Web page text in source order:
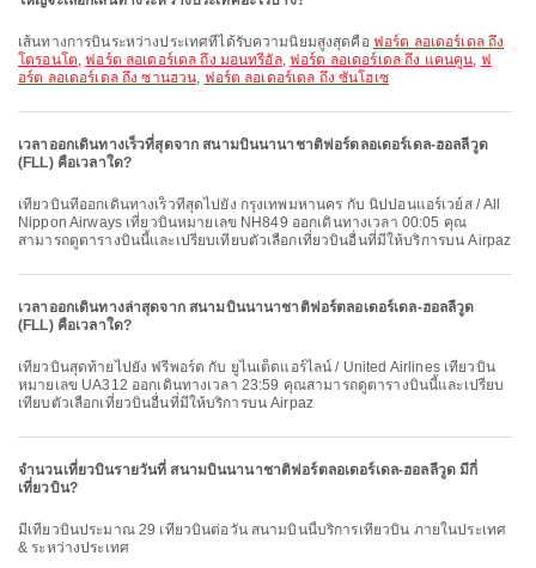
เส้นทางการบินระหว่างประเทศที่ได้รับความนิยมสูงสุดคือ ฟอร์ต ลอเดอร์เดล ถึง
โตรอนโต,ฟอร์ต ลอเดอร์เดล ถึง มอนทรีอัล,ฟอร์ต ลอเดอร์เดล ถึง แคนคูน, ฟ
อร์ต ลอเดอร์เดล ถึง ซานฮวน, ฟอร์ต ลอเดอร์เดล ถึง ซันโฮเซ
เวลาออกเดินทางเร็วที่สุดจาก สนามบินนานาชาติฟอร์ตลอเดอร์เดล-ฮอลลีวูด
(FLL) คือเวลาใด?
เที่ยวบินที่ออกเดินทางเร็วที่สุดไปยัง กรุงเทพมหานคร กับ นิปปอนแอร์เวย์ส / All
Nippon Airways เที่ยวบินหมายเลข NH849 ออกเดินทางเวลา 00:05 คุณ
สามารถดูตารางบินนี้และเปรียบเทียบตัวเลือกเที่ยวบินอื่นที่มีให้บริการบน Airpaz
เวลาออกเดินทางล่าสุดจาก สนามบินนานาชาติฟอร์ตลอเดอร์เดล-ฮอลลีวูด
(FLL) คือเวลาใด?
เที่ยวบินสุดท้ายไปยัง ฟรีพอร์ต กับ ยูไนเต็ดแอร์ไลน์ / United Airlines เที่ยวบิน
หมายเลข UA312 ออกเดินทางเวลา 23:59 คุณสามารถดูตารางบินนี้และเปรียบ
เทียบตัวเลือกเที่ยวบินอื่นที่มีให้บริการบน Airpaz
จำนวนเที่ยวบินรายวันที่ สนามบินนานาชาติฟอร์ตลอเดอร์เดล-ฮอลลีวูด มีกี่
เที่ยวบิน?
มีเที่ยวบินประมาณ 29 เที่ยวบินต่อวัน สนามบินนี้บริการเที่ยวบิน ภายในประเทศ
& ระหว่างประเทศ